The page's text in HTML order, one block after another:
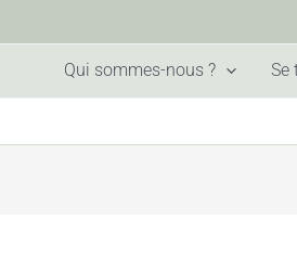
Qui sommes-nous ? Se